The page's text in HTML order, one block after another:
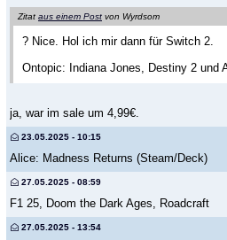
Zitat aus einem Post von Wyrdsom
? Nice. Hol ich mir dann für Switch 2.
Ontopic: Indiana Jones, Destiny 2 und
ja, war im sale um 4,99€.
23.05.2025 - 10:15
Alice: Madness Returns (Steam/Deck)
27.05.2025 - 08:59
F1 25, Doom the Dark Ages, Roadcraft
27.05.2025 - 13:54